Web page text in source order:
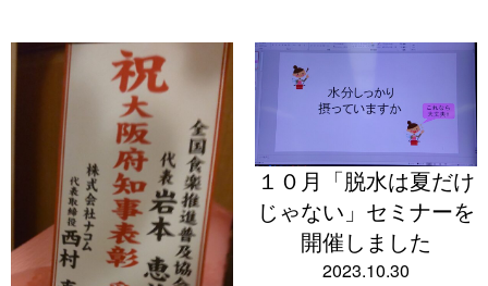
１０月「脱水は夏だけ
じゃない」セミナーを
開催しました
2023.10.30